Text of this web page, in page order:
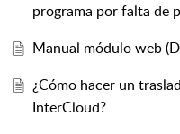
programa por falta de
Manual módulo web
¿Cómo hacer un
InterCloud?